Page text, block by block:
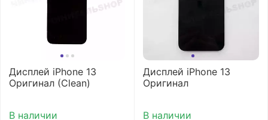
Дисплей iPhone 13
Оригинал (Clean)
В наличии
Дисплей iPhone 13
Оригинал
В наличии